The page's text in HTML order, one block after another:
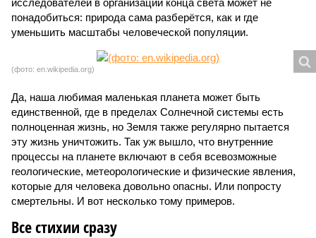
исследователей в организации конца света может не
понадобиться: природа сама разберётся, как и где
уменьшить масштабы человеческой популяции.
(фото: en.wikipedia.org)
Да, наша любимая маленькая планета может быть
единственной, где в пределах Солнечной системы есть
полноценная жизнь, но Земля также регулярно пытается
эту жизнь уничтожить. Так уж вышло, что внутренние
процессы на планете включают в себя всевозможные
геологические, метеорологические и физические явления,
которые для человека довольно опасны. Или попросту
смертельны. И вот несколько тому примеров.
Все стихии сразу